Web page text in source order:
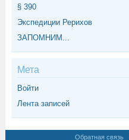
§ 390
Экспедиции Рерихов
ЗАПОМНИМ...
Мета
Войти
Лента записей
Обратная связь